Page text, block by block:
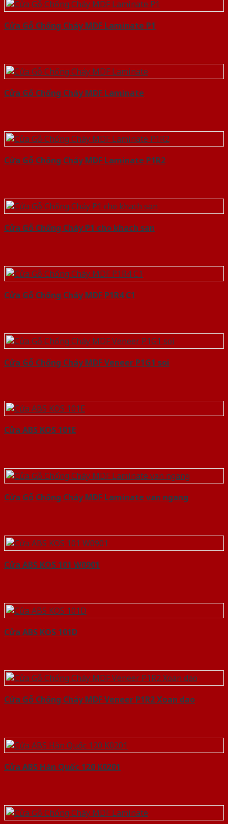
Cửa Gỗ Chống Cháy MDF Laminate P1
Cửa Gỗ Chống Cháy MDF Laminate
Cửa Gỗ Chống Cháy MDF Laminate P1R2
Cửa Gỗ Chống Cháy P1 cho khach san
Cửa Gỗ Chống Cháy MDF P1R4 C1
Cửa Gỗ Chống Cháy MDF Veneer P1G1 soi
Cửa ABS KOS 101E
Cửa Gỗ Chống Cháy MDF Laminate van ngang
Cửa ABS KOS 101 W0901
Cửa ABS KOS 101D
Cửa Gỗ Chống Cháy MDF Veneer P1R2 Xoan dao
Cửa ABS Hàn Quốc 120 K0201